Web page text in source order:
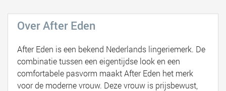
Over After Eden
After Eden is een bekend Nederlands lingeriemerk. De
combinatie tussen een eigentijdse look en een
comfortabele pasvorm maakt After Eden het merk
voor de moderne vrouw. Deze vrouw is prijsbewust,